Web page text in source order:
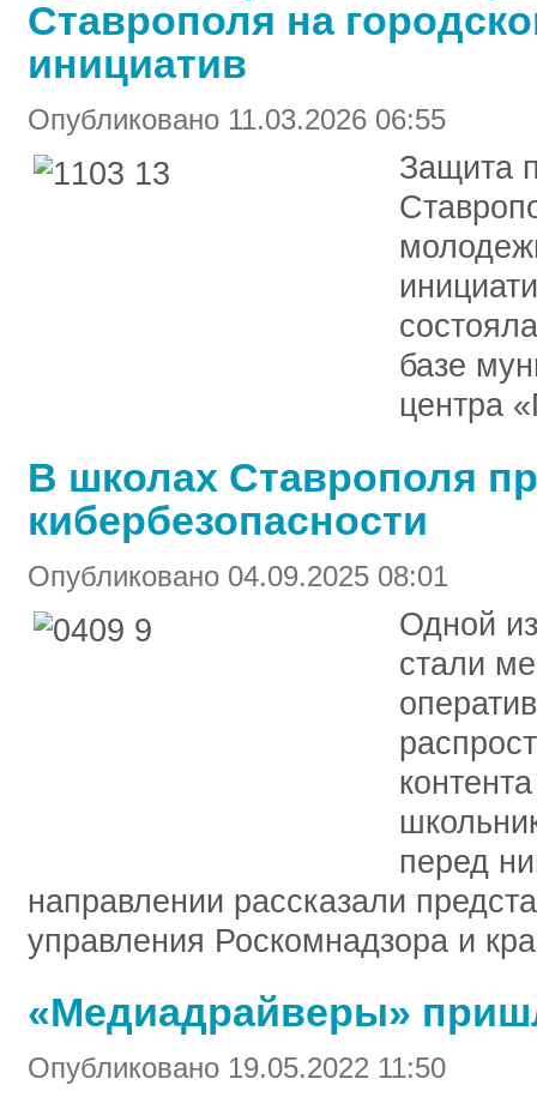
Ставрополя на
инициатив
Опубликовано 11.03.2026 06:55
Защита
базе
центра
В школах Ставрополя
кибербезопасности
Опубликовано 04.09.2025 08:01
Одной
стали
перед
направлении рассказали
управления Роскомнадзора и
«Медиадрайверы»
Опубликовано 19.05.2022 11:50